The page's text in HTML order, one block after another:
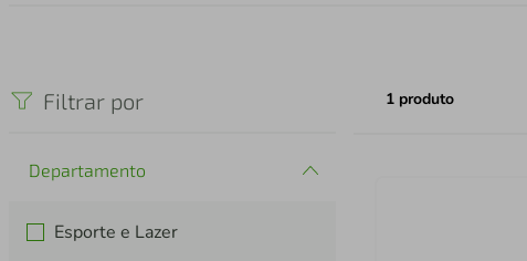
Filtrar por
Departamento
Esporte e Lazer
1 produto